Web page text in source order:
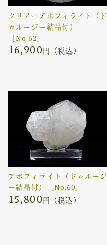
クリアーアポフィライト（ド
ゥルージー結晶付）
［No.62］
16,900円（税込）
アポフィライト（ドゥルージ
ー結晶付）［No.60］
15,800円（税込）